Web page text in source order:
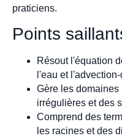
praticiens.
Points
Résout l'équation
l'eau et
Gère les
irrégulières et des
Comprend des
les racines et des